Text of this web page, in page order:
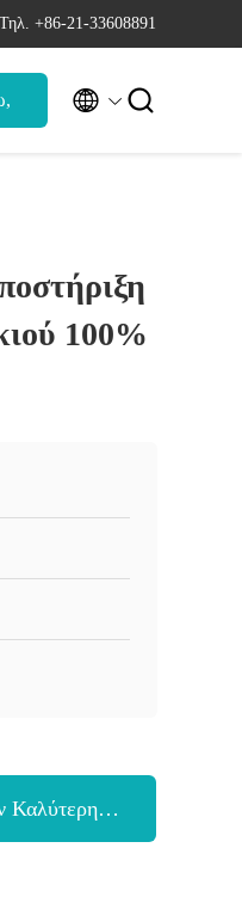
Τηλ. +86-21-33608891
 
100%
Καλύτερη Τιμή